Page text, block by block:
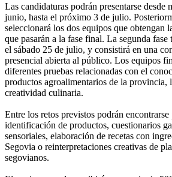
Las candidaturas podrán presentarse desde
junio, hasta el próximo 3 de julio.
seleccionará los dos equipos que obtengan
que pasarán a la fase final. La segunda fase
el sábado 25 de julio, y consistirá en una
presencial abierta al público. Los equipos
diferentes pruebas relacionadas con el
productos agroalimentarios de la provincia,
creatividad culinaria.
Entre los retos previstos podrán encontrarse
identificación de productos, cuestionarios
sensoriales, elaboración de recetas con
Segovia o reinterpretaciones creativas de
segovianos.